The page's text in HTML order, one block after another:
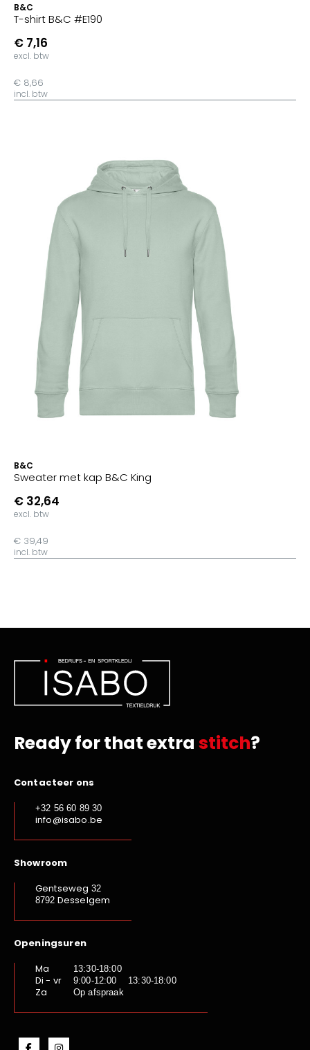
B&C
T-shirt B&C #E190
€ 7,16
excl. btw
€ 8,66
incl. btw
B&C
Sweater met kap B&C King
€ 32,64
excl. btw
€ 39,49
incl. btw
Ready for that extra stitch?
Contacteer ons
+32 56 60 89 30
info@isabo.be
Showroom
Gentseweg 32
8792 Desselgem
Openingsuren
Ma
13:30-18:00
Di - vr 9:00-12:00 13:30-18:00
Za Op afspraak